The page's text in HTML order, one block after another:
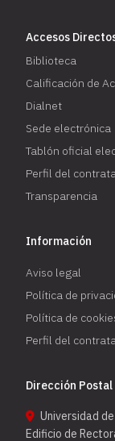
Accesos
Biblioteca
Calificación de
Dialnet
Sede electrónica
Tablón oficial
Perfil del
Transparencia
Información
Aviso legal
Política de
Política de
Perfil del
Dirección Postal
Universidad
Edificio de